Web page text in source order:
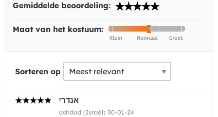
Gemiddelde beoordeling:
Maat van het kostuum:
Sorteren op
אנדרי
ashdod (Israël) 30-01-24